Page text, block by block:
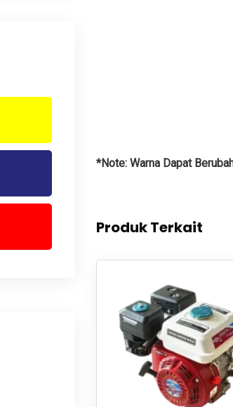
*Note: Warna Dapat
Produk Terkait